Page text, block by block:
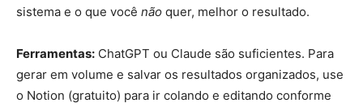
sistema e o que você não quer, melhor o resultado.
Ferramentas: ChatGPT ou Claude são suficientes. Para
gerar em volume e salvar os resultados organizados, use
o Notion (gratuito) para ir colando e editando conforme